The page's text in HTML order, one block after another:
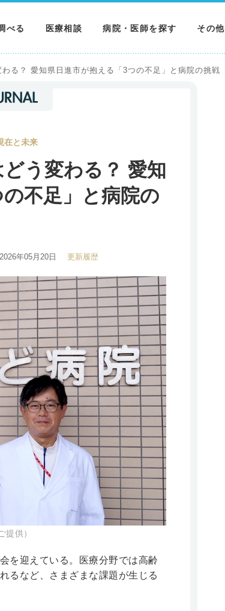
べる 医療相談 病院・医師を探す その他
る？ 愛知県日進市が抱える「3つの不足」と病院の挑戦
在と未来
う変わる？ 愛知
不足」と病院の
2026年05月20日 更新履歴
供）
を迎えている。医療分野では高齢
るなど、さまざまな課題が生じる